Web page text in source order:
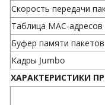
Скорость передачи
Таблица МАС-адресов
Буфер памяти пакетов
Кадры Jumbo
ХАРАКТЕРИСТИКИ